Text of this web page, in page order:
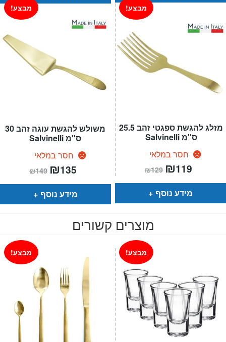
משולש להגשת עוגה זהב 30
ס"מ Salvinelli
חסר במלאי
מבצע!
₪149 המחיר
המקורי
היה:
₪149.
₪135
הוא:
מידע נוסף
מזלג להגשת ספגטי זהב 25.5
ס"מ Salvinelli
חסר במלאי
מבצע!
₪129 המחיר
המקורי
היה:
₪129.
₪119
הוא:
מידע נוסף
מוצרים קשורים
מבצע! מבצע!